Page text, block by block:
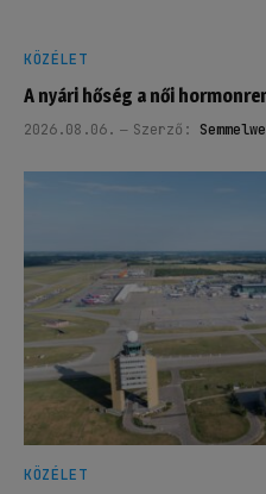
KÖZÉLET
A nyári hőség a női
2026.08.06. Szerző:
KÖZÉLET